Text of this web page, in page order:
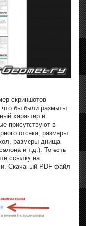
скриншотов
что бы были размыты
характер и
присутствуют в
отсека, размеры
размеры днища
и т.д.). То есть
ссылку на
Скачаный PDF файл